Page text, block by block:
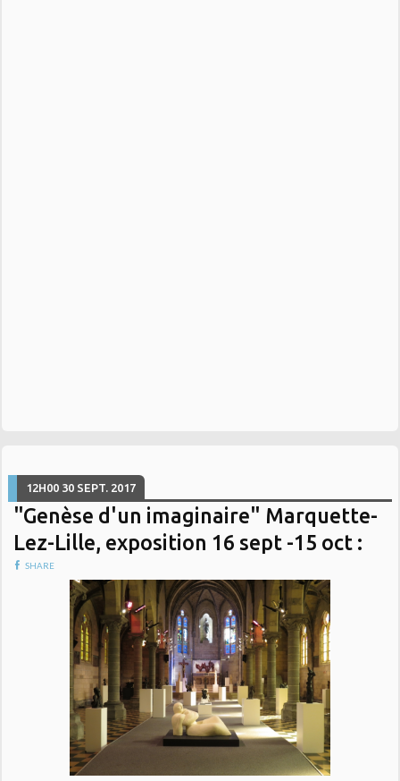
12H00 30 SEPT. 2017
"Genèse d'un imaginaire" Marquette-
Lez-Lille, exposition 16 sept -15 oct :
SHARE